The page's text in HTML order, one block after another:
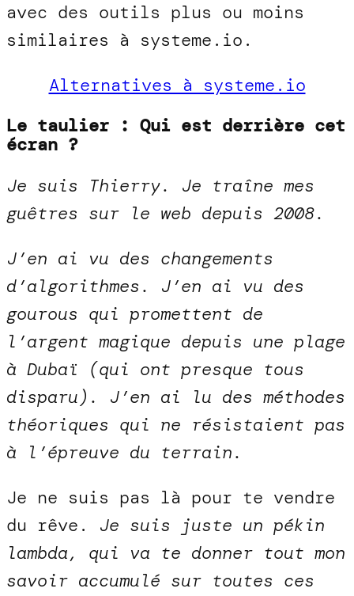
avec des outils plus ou moins
similaires à systeme.io.
Alternatives à systeme.io
Le taulier : Qui est derrière cet
écran ?
Je suis Thierry. Je traîne mes
guêtres sur le web depuis 2008.
J’en ai vu des changements
d’algorithmes. J’en ai vu des
gourous qui promettent de
l’argent magique depuis une plage
à Dubaï (qui ont presque tous
disparu). J’en ai lu des méthodes
théoriques qui ne résistaient pas
à l’épreuve du terrain.
Je ne suis pas là pour te vendre
du rêve. Je suis juste un pékin
lambda, qui va te donner tout mon
savoir accumulé sur toutes ces